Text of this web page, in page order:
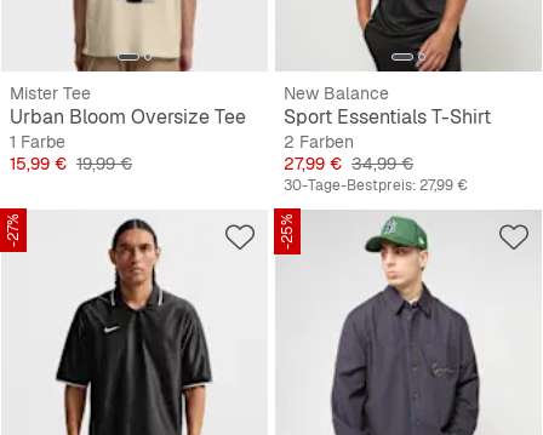
Mister Tee
Urban Bloom Oversize Tee
1 Farbe
Preis
15,99 € Originalpreis
19,99 €
New Balance
Sport Essentials T-Shirt
2 Farben
Preis
27,99 € Originalpreis
34,99 €
30-Tage-Bestpreis:27,99 €
-27% -25%